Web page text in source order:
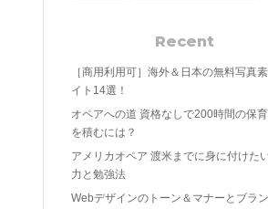
Recent
［商用利用可］海外＆日本の無料写真
イト14選！
オペアへの道 資格なしで200時間の保
を積むには？
アメリカオペア 渡米までに身に付けた
力と勉強法
Webデザインのトーン＆マナーとブラ